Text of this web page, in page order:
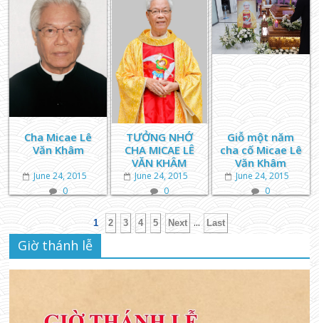
Cha Micae Lê
Văn Khâm
June 24, 2015
0
TƯỞNG NHỚ
CHA MICAE LÊ
VĂN KHÂM
June 24, 2015
0
Giỗ một năm
cha cố Micae Lê
Văn Khâm
June 24, 2015
0
1 2 3 4 5 Next ... Last
Giờ thánh lễ